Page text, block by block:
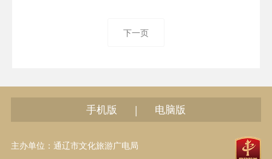
下一页
手机版 | 电脑版
主办单位：通辽市文化旅游广电局